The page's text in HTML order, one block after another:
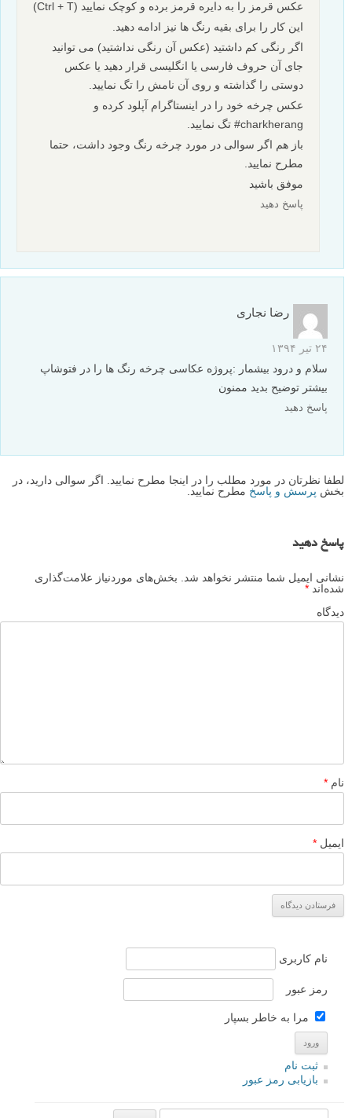
عکس قرمز را به دایره قرمز برده و کوچک نمایید (Ctrl + T)
این کار را برای بقیه رنگ ها نیز ادامه دهید.
اگر رنگی کم داشتید (عکس آن رنگی نداشتید) می توانید
جای آن حروف فارسی یا انگلیسی قرار دهید یا عکس
دوستی را گذاشته و روی آن نامش را تگ نمایید.
عکس چرخه خود را در اینستاگرام آپلود کرده و
charkherang# تگ نمایید.
باز هم اگر سوالی در مورد چرخه رنگ وجود داشت، حتما
مطرح نمایید.
موفق باشید
پاسخ دهید
رضا نجاری
۲۴ تیر ۱۳۹۴
سلام و درود بیشمار :پروژه عکاسی چرخه رنگ ها را در فتوشاپ
بیشتر توضیح بدید ممنون
پاسخ دهید
لطفا نظرتان در مورد مطلب را در اینجا مطرح نمایید. اگر سوالی دارید، در
بخش پرسش و پاسخ مطرح نمایید.
پاسخ دهید
نشانی ایمیل شما منتشر نخواهد شد.
بخش‌های موردنیاز علامت‌گذاری
شده‌اند *
دیدگاه
نام *
ایمیل *
نام کاربری
رمز عبور
مرا به خاطر بسپار
ثبت نام
بازیابی رمز عبور